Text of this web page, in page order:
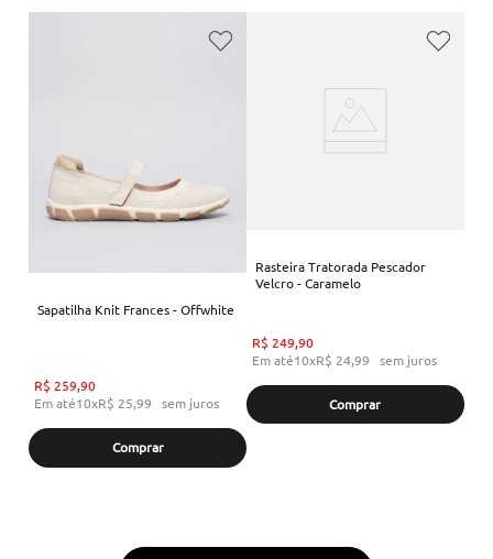
Sapatilha Knit Frances - Offwhite
R$ 259,90
Em até10xR$ 25,99 sem juros
Comprar
Rasteira Tratorada Pescador
Velcro - Caramelo
R$ 249,90
Em até10xR$ 24,99 sem juros
Comprar